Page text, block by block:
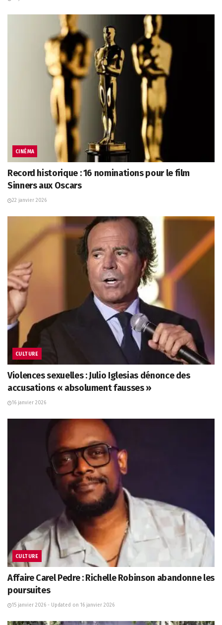
CINÉMA
Record historique : 16 nominations pour le film
Sinners aux Oscars
22 janvier 2026
CULTURE
Violences sexuelles : Julio Iglesias dénonce des
accusations « absolument fausses »
16 janvier 2026
CULTURE
Affaire Carel Pedre : Richelle Robinson abandonne les
poursuites
15 janvier 2026 - Updated on 16 janvier 2026